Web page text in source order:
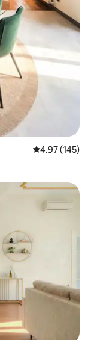
औसत रेटिंग 5 में से
4.97 (145)